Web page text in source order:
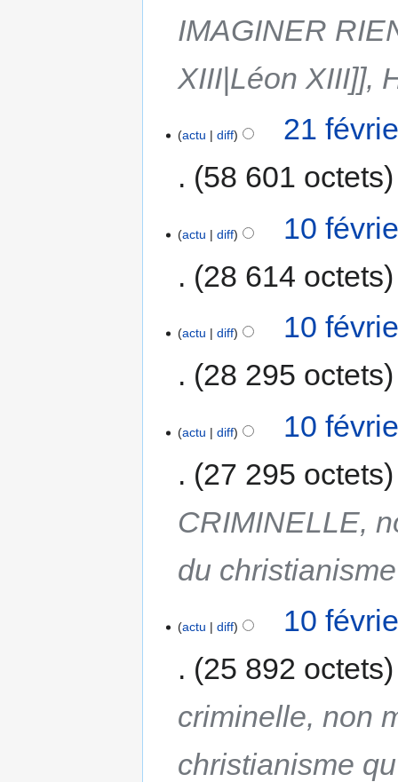
IMAGINER
XIII|Léon XIII]],
actu diff
21
58 601 octets
actu diff
10
28 614 octets
actu diff
10
28 295 octets
actu diff
10
27 295 octets
CRIMINELLE,
du
actu diff
10
25 892 octets
criminelle, non
christianisme